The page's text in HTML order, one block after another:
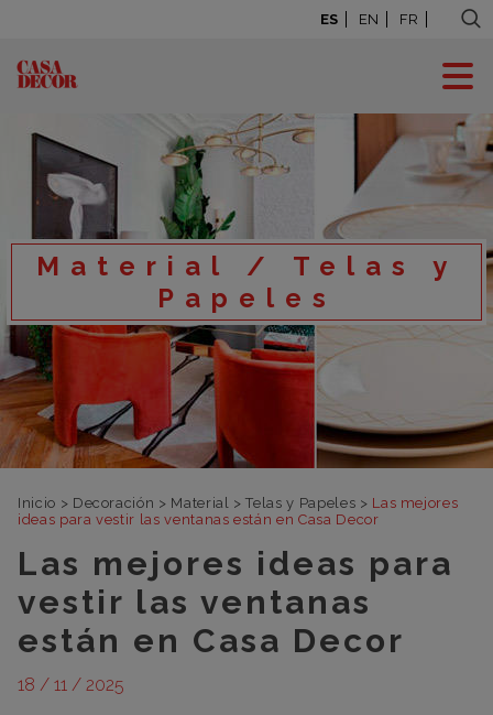
ES EN FR
Material / Telas y
Papeles
Inicio > Decoración > Material >Telas y Papeles > Las mejores
ideas para vestir las ventanas están en Casa Decor
Las mejores ideas para
vestir las ventanas
están en Casa Decor
18 / 11 / 2025